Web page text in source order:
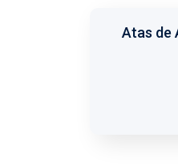
Atas de